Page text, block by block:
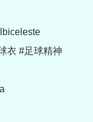
衣 #足球精神